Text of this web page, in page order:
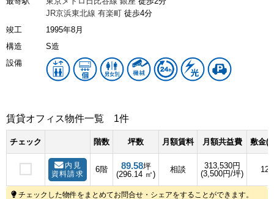
JR京浜東北線 有楽町 徒歩4分
竣工
1995年8月
構造
S造
設備
賃貸オフィス物件一覧 1件
チェック 階数 坪数 月額賃料 月額共益費 敷金(
内見
資料請求
6階 89.58坪
(296.14 ㎡)
相談
313,530円
(3,500円/坪)
12
チェックした物件をまとめてお問合せ・シェアをすることができます。